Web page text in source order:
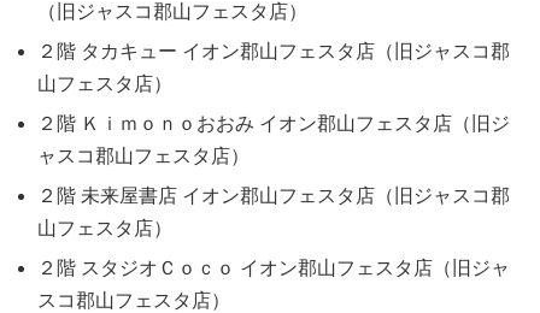
（旧ジャスコ郡山フェスタ店）
２階 タカキュー イオン郡山フェスタ店（旧ジャスコ郡
山フェスタ店）
２階 Ｋｉｍｏｎｏおおみ イオン郡山フェスタ店（旧ジ
ャスコ郡山フェスタ店）
２階 未来屋書店 イオン郡山フェスタ店（旧ジャスコ郡
山フェスタ店）
２階 スタジオＣｏｃｏ イオン郡山フェスタ店（旧ジャ
スコ郡山フェスタ店）